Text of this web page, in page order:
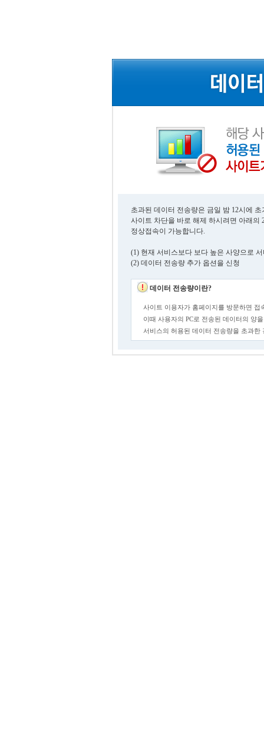
초과된 데이터 전송량은 금일 밤 12시에
사이트 차단을 바로 해제 하시려면 아래의
정상접속이 가능합니다.
(1) 현재 서비스보다 보다 높은 사양으로
(2) 데이터 전송량 추가 옵션을 신청
데이터 전송량이란?
사이트 이용자가 홈페이지를 방문하면 접
이때 사용자의 PC로 전송된 데이터의 양
서비스의 허용된 데이터 전송량을 초과